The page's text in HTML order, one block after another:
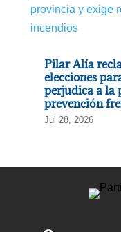
Pilar Alía
elecciones
perjudica a la
prevención
Jul 28, 2026